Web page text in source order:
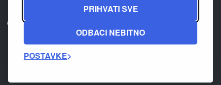
PRIHVATI SVE
ODBACI NEBITNO
POSTAVKE
Radno vrijeme